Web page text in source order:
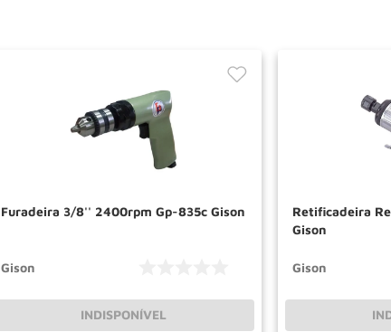
Furadeira 3/8'' 2400rpm Gp-835c Gison
Gison
INDISPONÍVEL
Retificadeira
Gison
Gison